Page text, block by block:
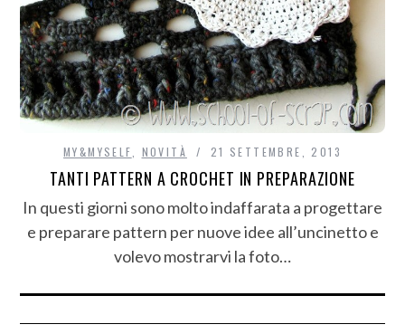
MY&MYSELF, NOVITÀ 21 SETTEMBRE, 2013
TANTI PATTERN A CROCHET IN PREPARAZIONE
In questi giorni sono molto indaffarata a progettare
e preparare pattern per nuove idee all’uncinetto e
volevo mostrarvi la foto…